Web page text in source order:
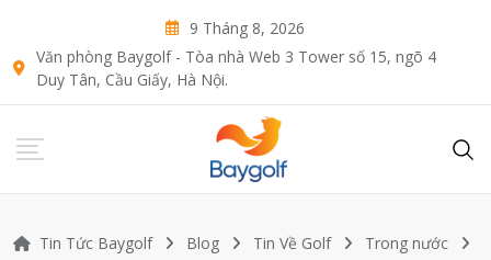
content
9 Tháng 8, 2026
Văn phòng Baygolf - Tòa nhà Web 3 Tower số 15, ngõ 4
Duy Tân, Cầu Giấy, Hà Nội.
Tin Tức Baygolf Blog Tin Về Golf
Trong nước